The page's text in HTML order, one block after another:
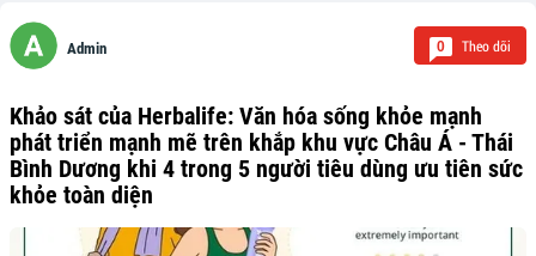
Admin 0 Theo dõi
Khảo sát của Herbalife: Văn hóa sống khỏe mạnh
phát triển mạnh mẽ trên khắp khu vực Châu Á - Thái
Bình Dương khi 4 trong 5 người tiêu dùng ưu tiên sức
khỏe toàn diện